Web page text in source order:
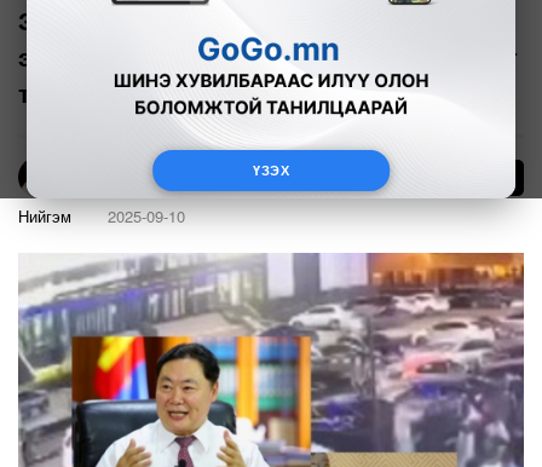
ҮЗЭХ
Зодуулсан залуугийн аав: Хүү минь
эмчилгээндээ явах гэтэл хилийн хориг
тавьжээ
Нийгэм 2025-09-10